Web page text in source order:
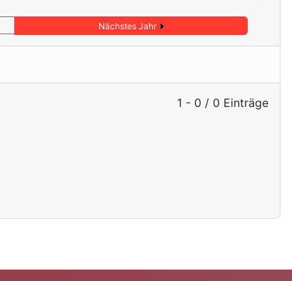
Nächstes Jahr
1 - 0 / 0 Einträge